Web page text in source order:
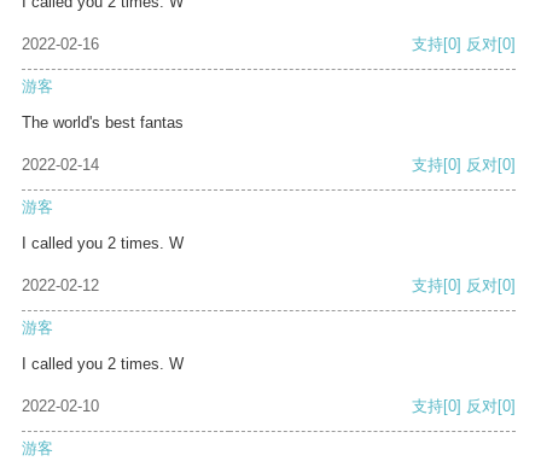
2022-02-16 支持[0] 反对[0]
游客
The world's best fantas
2022-02-14 支持[0] 反对[0]
游客
I called you 2 times. W
2022-02-12 支持[0] 反对[0]
游客
I called you 2 times. W
2022-02-10 支持[0] 反对[0]
游客